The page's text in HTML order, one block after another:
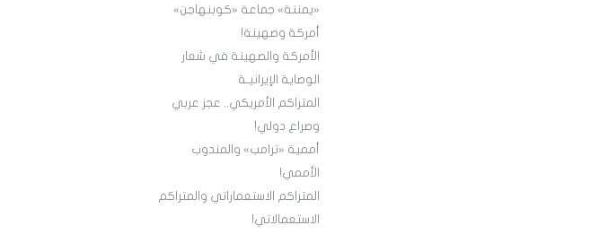
«يمننة» جماعة «كوبنهاجن»
أمركة وصهينة!
الأمركة والصهينة في شعار
الوصاية الإيرانيـة
المتراكم الأمريكي.. عجز عربي
وصراع دولي!
أممية «ترامب» والمندوب
الأممي!
المتراكم الاستعماراتي والمتراكم
الاستعمالاتي!